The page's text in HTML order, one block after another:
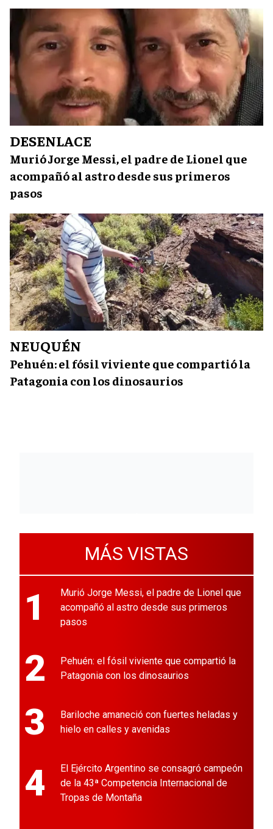
DESENLACE
Murió Jorge Messi, el padre de Lionel que
acompañó al astro desde sus primeros
pasos
NEUQUÉN
Pehuén: el fósil viviente que compartió la
Patagonia con los dinosaurios
MÁS VISTAS
1
Murió Jorge Messi, el padre de Lionel que
acompañó al astro desde sus primeros
pasos
2
Pehuén: el fósil viviente que compartió la
Patagonia con los dinosaurios
3
Bariloche amaneció con fuertes heladas y
hielo en calles y avenidas
4
El Ejército Argentino se consagró campeón
de la 43ª Competencia Internacional de
Tropas de Montaña